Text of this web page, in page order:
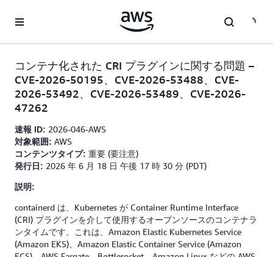
コンテナ化された CRI プラグインに関する問題 –
CVE-2026-50195、CVE-2026-53488、CVE-
2026-53492、CVE-2026-53489、CVE-2026-
47262
速報 ID: 2026-046-AWS
対象範囲: AWS
コンテンツタイプ: 重要 (要注意)
発行日: 2026 年 6 月 18 日 午後 17 時 30 分 (PDT)
説明:
containerd は、Kubernetes が Container Runtime Interface
(CRI) プラグインを介して使用するオープンソースのコンテナラ
ンタイムです。これは、Amazon Elastic Kubernetes Service
(Amazon EKS)、Amazon Elastic Container Service (Amazon